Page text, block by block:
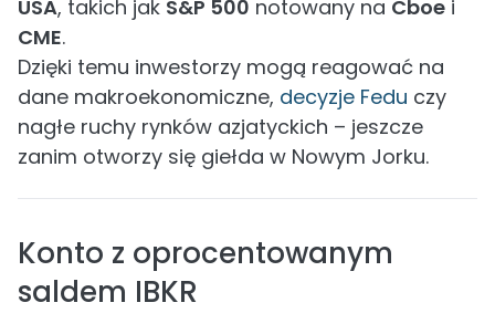
USA, takich jak S&P 500 notowany na Cboe i
CME.
Dzięki temu inwestorzy mogą reagować na
dane makroekonomiczne, decyzje Fedu czy
nagłe ruchy rynków azjatyckich – jeszcze
zanim otworzy się giełda w Nowym Jorku.
Konto z oprocentowanym
saldem IBKR